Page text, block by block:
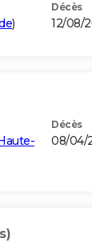
)
Décès
12/08/
Décès
08/04/